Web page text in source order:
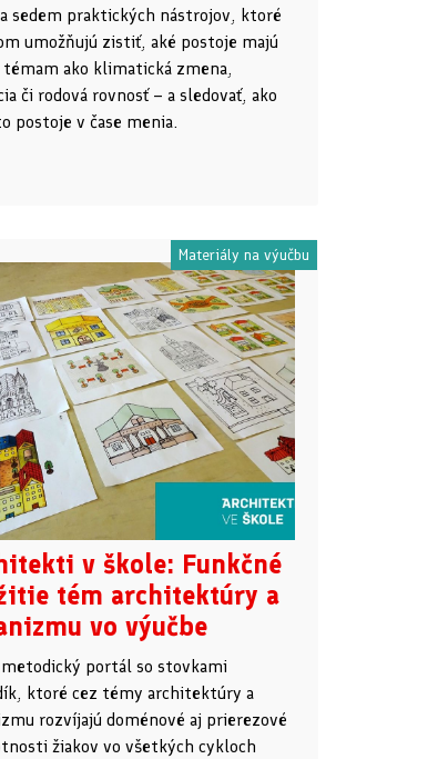
sedem praktických nástrojov, ktoré
umožňujú zistiť, aké postoje majú
témam ako klimatická zmena,
či rodová rovnosť – a sledovať, ako
postoje v čase menia.
Materiály na výučbu
v škole: Funkčné
tém architektúry a
vo výučbe
metodický portál so stovkami
ktoré cez témy architektúry a
rozvíjajú doménové aj prierezové
žiakov vo všetkých cykloch